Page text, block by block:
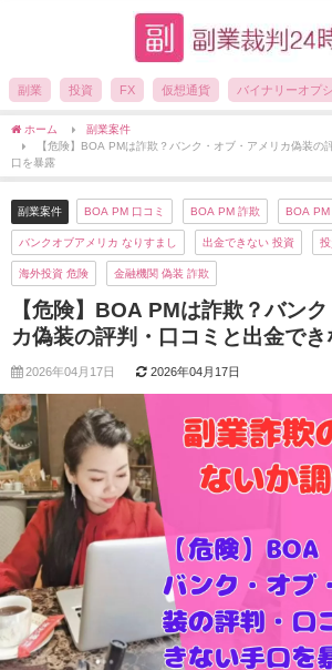
副業 投資 FX 仮想通貨 バイナリーオプ
ホーム
副業案件
【危険】BOA PMは詐欺？バンク・オブ・アメリカ偽装の
口を暴露
副業案件 BOA PM 口コミ BOA PM 詐欺 BOA PM
バンクオブアメリカ なりすまし 出金できない 投資
海外投資 危険 金融機関 偽装 詐欺
【危険】BOA PMは詐欺？バン
カ偽装の評判・口コミと出金で
2026年04月17日 2026年04月17日